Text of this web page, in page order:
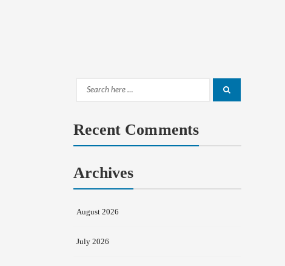
Search
Recent Comments
Archives
August 2026
July 2026